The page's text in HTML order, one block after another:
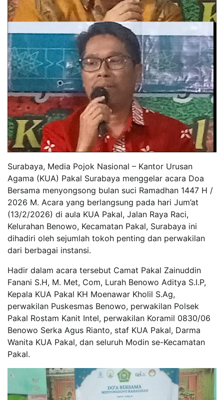
Surabaya, Media Pojok Nasional – Kantor Urusan
Agama (KUA) Pakal Surabaya menggelar acara Doa
Bersama menyongsong bulan suci Ramadhan 1447 H /
2026 M. Acara yang berlangsung pada hari Jum’at
(13/2/2026) di aula KUA Pakal, Jalan Raya Raci,
Kelurahan Benowo, Kecamatan Pakal, Surabaya ini
dihadiri oleh sejumlah tokoh penting dan perwakilan
dari berbagai instansi.
Hadir dalam acara tersebut Camat Pakal Zainuddin
Fanani S.H, M. Met, Com, Lurah Benowo Aditya S.I.P,
Kepala KUA Pakal KH Moenawar Kholil S.Ag,
perwakilan Puskesmas Benowo, perwakilan Polsek
Pakal Rostam Kanit Intel, perwakilan Koramil 0830/06
Benowo Serka Agus Rianto, staf KUA Pakal, Darma
Wanita KUA Pakal, dan seluruh Modin se-Kecamatan
Pakal.